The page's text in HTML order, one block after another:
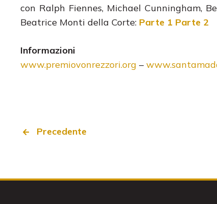
con Ralph Fiennes, Michael Cunningham,
Beatrice Monti della Corte: Parte 1 Parte 2
Informazioni
www.premiovonrezzori.org –
Precedente